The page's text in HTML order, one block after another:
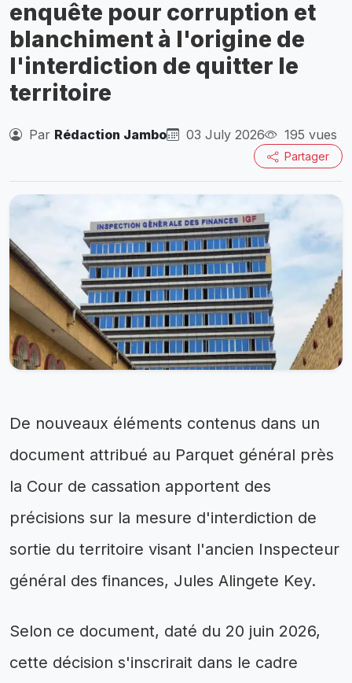
enquête pour corruption et
blanchiment à l'origine de
l'interdiction de quitter le
territoire
Par Rédaction Jambo 03 July 2026 195 vues
Partager
De nouveaux éléments contenus dans un
document attribué au Parquet général près
la Cour de cassation apportent des
précisions sur la mesure d'interdiction de
sortie du territoire visant l'ancien Inspecteur
général des finances, Jules Alingete Key.
Selon ce document, daté du 20 juin 2026,
cette décision s'inscrirait dans le cadre